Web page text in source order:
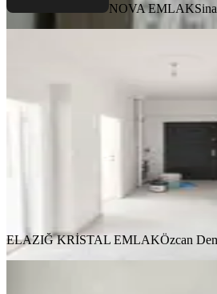
NOVA EMLAK
ELAZIĞ KRİSTAL EMLAKÖzcan
ELAZIĞ KRİSTAL EMLAKÖzcan